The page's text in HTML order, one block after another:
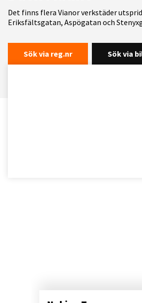
Det finns flera Vianor verkstäder
Eriksfältsgatan, Aspögatan och
Sök via reg.nr Sök via